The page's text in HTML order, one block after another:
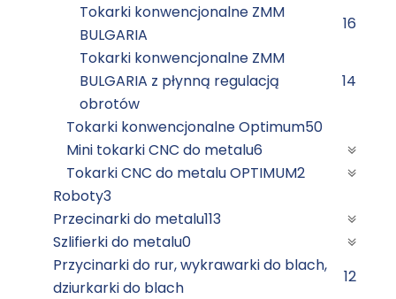
Tokarki konwencjonalne ZMM
BULGARIA
16
Tokarki konwencjonalne ZMM
BULGARIA z płynną regulacją
obrotów
14
Tokarki konwencjonalne Optimum50
Mini tokarki CNC do metalu6
Tokarki CNC do metalu OPTIMUM2
Roboty3
Przecinarki do metalu113
Szlifierki do metalu0
Przycinarki do rur, wykrawarki do blach,
dziurkarki do blach
12